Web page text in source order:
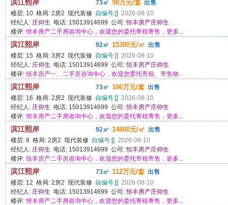
滨江熙岸 73㎡ 98万元/套 出售
楼层: 10 格局: 2房2 现代装修 自编号:[] 2026-08-10
经纪人: 庄仰生 电话: 15013914699 公司:恒丰房产庄仰生
楼评:恒丰房产二手房咨询中心，欢迎您的委托寄租寄售，更多...
滨江熙岸 92㎡ 15300元/㎡ 出售
楼层: 15 格局: 3房2 现代装修 自编号:[] 2026-08-10
经纪人: 庄仰生 电话: 15013914699 公司:恒丰房产庄仰生
楼评:恒丰房产一、二手房咨询中心，欢迎您委托寄租、寄售物...
滨江熙岸 73㎡ 106万元/套 出售
楼层: 16 格局: 2房2 现代装修 自编号:[] 2026-08-10
经纪人: 庄仰生 电话: 15013914699 公司:恒丰房产庄仰生
楼评:恒丰房产二手房咨询中心，欢迎您的委托寄租寄售，更多...
滨江熙岸 92㎡ 14800元/㎡ 出售
楼层: 8 格局: 2房2 现代装修 自编号:[] 2026-08-10
经纪人: 庄仰生 电话: 15013914699 公司:恒丰房产庄仰生
楼评:恒丰房产二手房咨询中心，欢迎您的委托寄租寄售，更多...
滨江熙岸 73㎡ 112万元/套 出售
楼层: 12 格局: 2房2 现代装修 自编号:[] 2026-08-10
经纪人: 庄仰生 电话: 15013914699 公司:恒丰房产庄仰生
楼评:恒丰房产二手房咨询中心，欢迎您的委托寄租寄售，更多...